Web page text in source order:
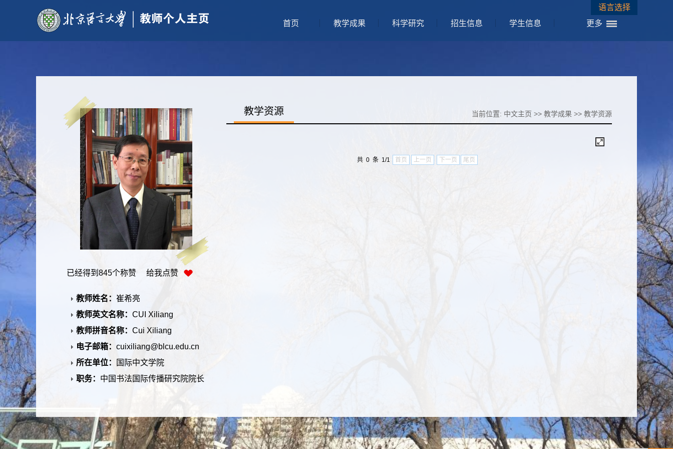
语言选择
首页
教学成果 科学研究 招生信息 学生信息 更多
已经得到 845个称赞 给我点赞
教师姓名： 崔希亮
教师英文名称： CUI Xiliang
教师拼音名称： Cui Xiliang
电子邮箱： cuixiliang@blcu.edu.cn
所在单位：
国际中文学院
职务： 中国书法国际传播研究院院长
学位：博士
职称：教授
教学资源 当前位置: 中文主页 >> 教学成果 >> 教学资源
共 0 条 1/1 首页 上一页 下一页 尾页